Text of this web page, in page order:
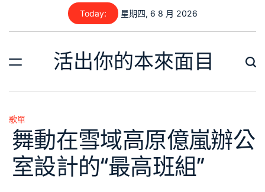
content
Today: 星期四, 6 8 月 2026
活出你的本來面目
Posted
in
歌單
舞動在雪域高原億嵐辦公
室設計的“最高班組”